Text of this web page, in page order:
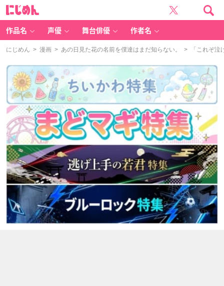
作品名 声優 舞台俳優 作者名
にじめん > 漫画 > あの日見た花の名前を僕達はまだ知らない。 > 「これぞ泣